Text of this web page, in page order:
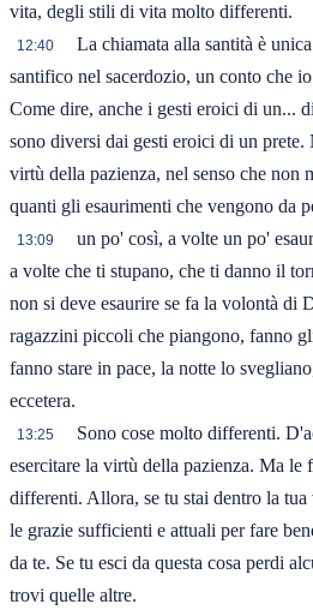
vita, degli stili di vita molto differenti.
12:40
La chiamata alla santità è
santifico nel sacerdozio, un conto che
Come dire, anche i gesti eroici di un...
sono diversi dai gesti eroici di un prete.
virtù della pazienza, nel senso che non
quanti gli esaurimenti che vengono da
13:09
un po' così, a volte un po'
a volte che ti stupano, che ti danno il
non si deve esaurire se fa la volontà di
ragazzini piccoli che piangono, fanno
fanno stare in pace, la notte lo
eccetera.
13:25
Sono cose molto differenti.
esercitare la virtù della pazienza. Ma le
differenti. Allora, se tu stai dentro la
le grazie sufficienti e attuali per fare
da te. Se tu esci da questa cosa perdi
trovi quelle altre.